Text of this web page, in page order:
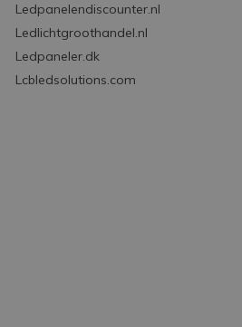
Ledpanelendiscounter.nl
Ledlichtgroothandel.nl
Ledpaneler.dk
Lcbledsolutions.com